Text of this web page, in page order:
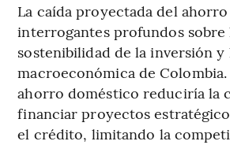
La caída proyectada del
interrogantes profundos sobre
sostenibilidad de la inversión y
macroeconómica de
ahorro doméstico reduciría la
financiar proyectos
el crédito, limitando la